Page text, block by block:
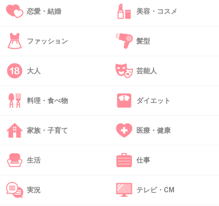
ワクチン打てば発症しないだけでなく、感染者
にもならないと勘違いしてる人が多すぎる。
ワクチン打たないの？何で？感染者になって私
に迷惑かけないでよね（怒）とワクチンの同調
圧力をかけるのやめて欲しい。
40. 匿名
風邪っぽいんで仕事休みますって言うと上司か
恋愛・結婚 美容・コスメ
ファッション 髪型
大人 芸能人
料理・食べ物 ダイエット
家族・子育て 医療・健康
生活 仕事
実況 テレビ・CM